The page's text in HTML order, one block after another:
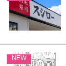
NEW